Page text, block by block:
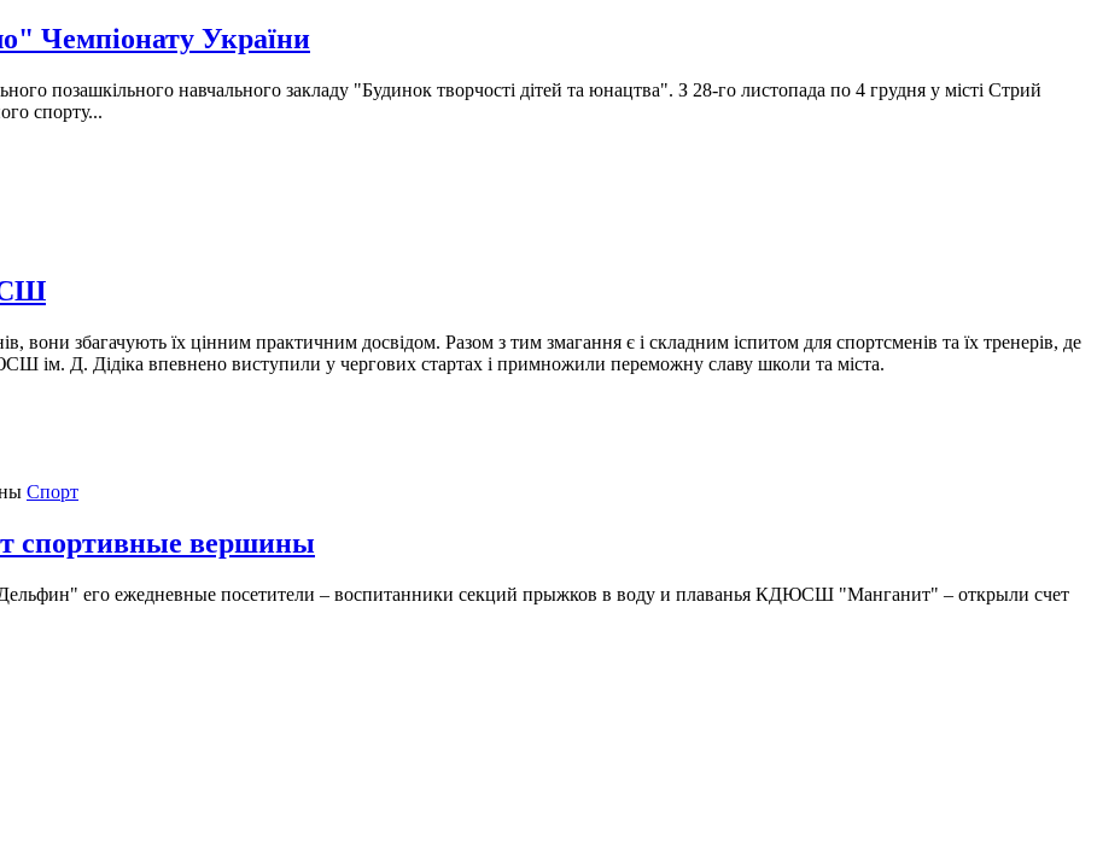
Чемпіонату України
позашкільного навчального закладу "Будинок творчості дітей та юнацтва". З 28-го листопада по 4 грудня у місті Стрий
спорту...
збагачують їх цінним практичним досвідом. Разом з тим змагання є і складним іспитом для спортсменів та їх тренерів, де
ім. Д. Дідіка впевнено виступили у чергових стартах і примножили переможну славу школи та міста.
Спорт
спортивные вершины
его ежедневные посетители – воспитанники секций прыжков в воду и плаванья КДЮСШ "Манганит" – открыли счет